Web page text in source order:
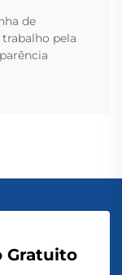
de
pela
Gratuito